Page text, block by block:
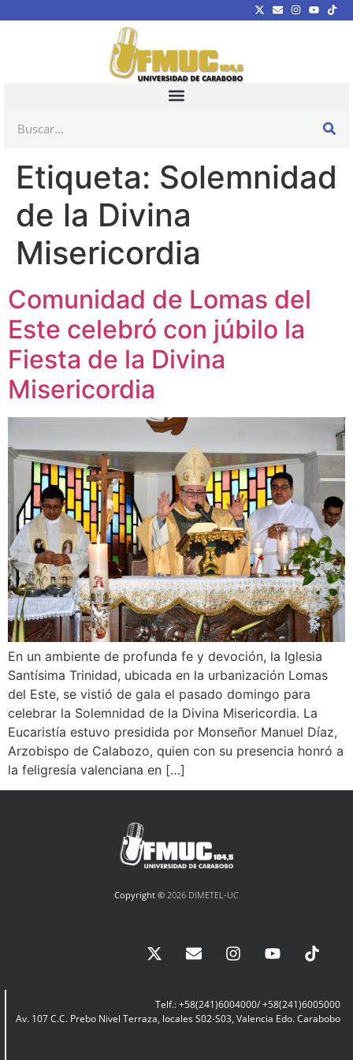
Etiqueta: Solemnidad
de la Divina
Misericordia
Comunidad de Lomas del
Este celebró con júbilo la
Fiesta de la Divina
Misericordia
En un ambiente de profunda fe y devoción, la Iglesia
Santísima Trinidad, ubicada en la urbanización Lomas
del Este, se vistió de gala el pasado domingo para
celebrar la Solemnidad de la Divina Misericordia. La
Eucaristía estuvo presidida por Monseñor Manuel Díaz,
Arzobispo de Calabozo, quien con su presencia honró a
la feligresía valenciana en […]
Copyright © 2026 DIMETEL-UC
Telf.: +58(241)6004000/ +58(241)6005000
Av. 107 C.C. Prebo Nivel Terraza, locales S02-S03, Valencia Edo. Carabobo